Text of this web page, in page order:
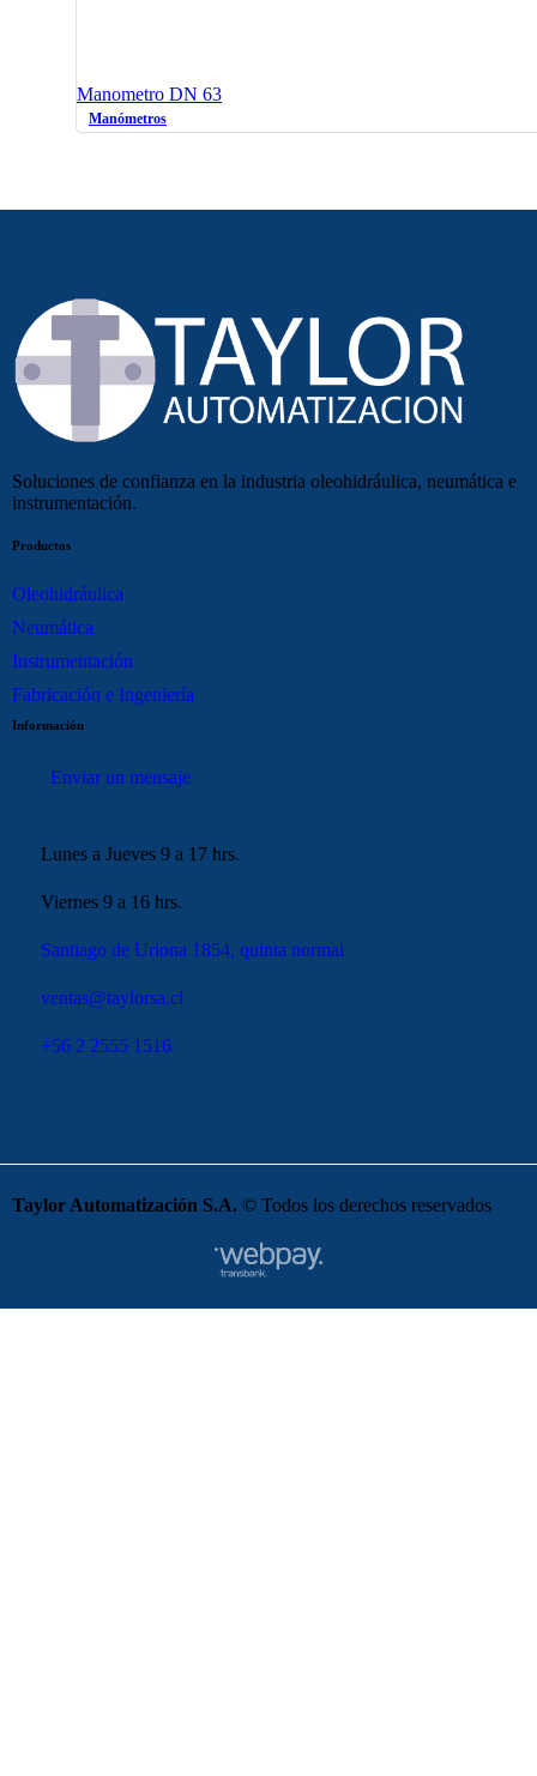
Manometro DN 63
Manómetros
Soluciones de confianza en la industria oleohidráulica, neumática e
instrumentación.
Productos
Oleohidráulica
Neumática
Instrumentación
Fabricación e Ingeniería
Información
Enviar un mensaje
Lunes a Jueves 9 a 17 hrs.
Viernes 9 a 16 hrs.
Santiago de Uriona 1854, quinta normal
ventas@taylorsa.cl
+56 2 2555 1516
Taylor Automatización S.A. © Todos los derechos reservados